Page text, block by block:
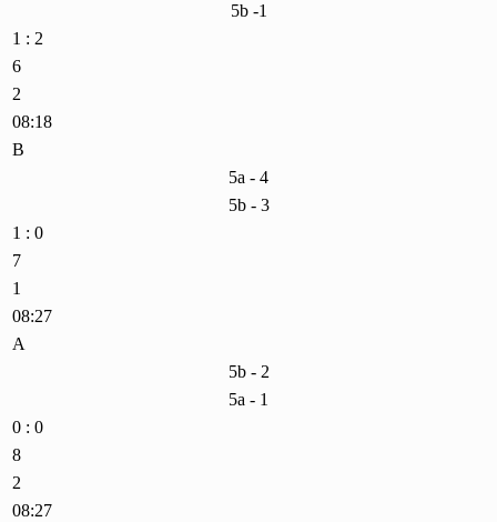
5b -1
1 : 2
6
2
08:18
B
5a - 4
5b - 3
1 : 0
7
1
08:27
A
5b - 2
5a - 1
0 : 0
8
2
08:27